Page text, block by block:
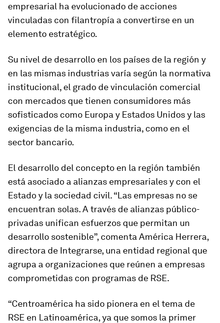
empresarial ha evolucionado de acciones
vinculadas con filantropía a convertirse en un
elemento estratégico.
Su nivel de desarrollo en los países de la región y
en las mismas industrias varía según la normativa
institucional, el grado de vinculación comercial
con mercados que tienen consumidores más
sofisticados como Europa y Estados Unidos y las
exigencias de la misma industria, como en el
sector bancario.
El desarrollo del concepto en la región también
está asociado a alianzas empresariales y con el
Estado y la sociedad civil. “Las empresas no se
encuentran solas. A través de alianzas público-
privadas unifican esfuerzos que permitan un
desarrollo sostenible”, comenta América Herrera,
directora de Integrarse, una entidad regional que
agrupa a organizaciones que reúnen a empresas
comprometidas con programas de RSE.
“Centroamérica ha sido pionera en el tema de
RSE en Latinoamérica, ya que somos la primer